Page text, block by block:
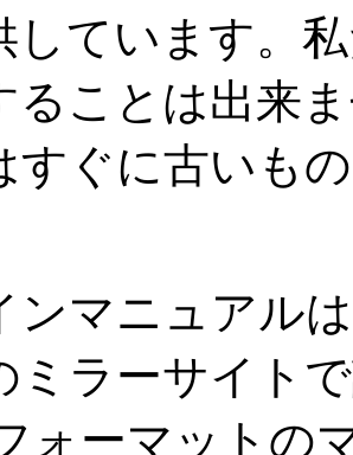
しています。
ることは出来
すぐに古いも
ンマニュアル
ミラーサイト
ォーマットの